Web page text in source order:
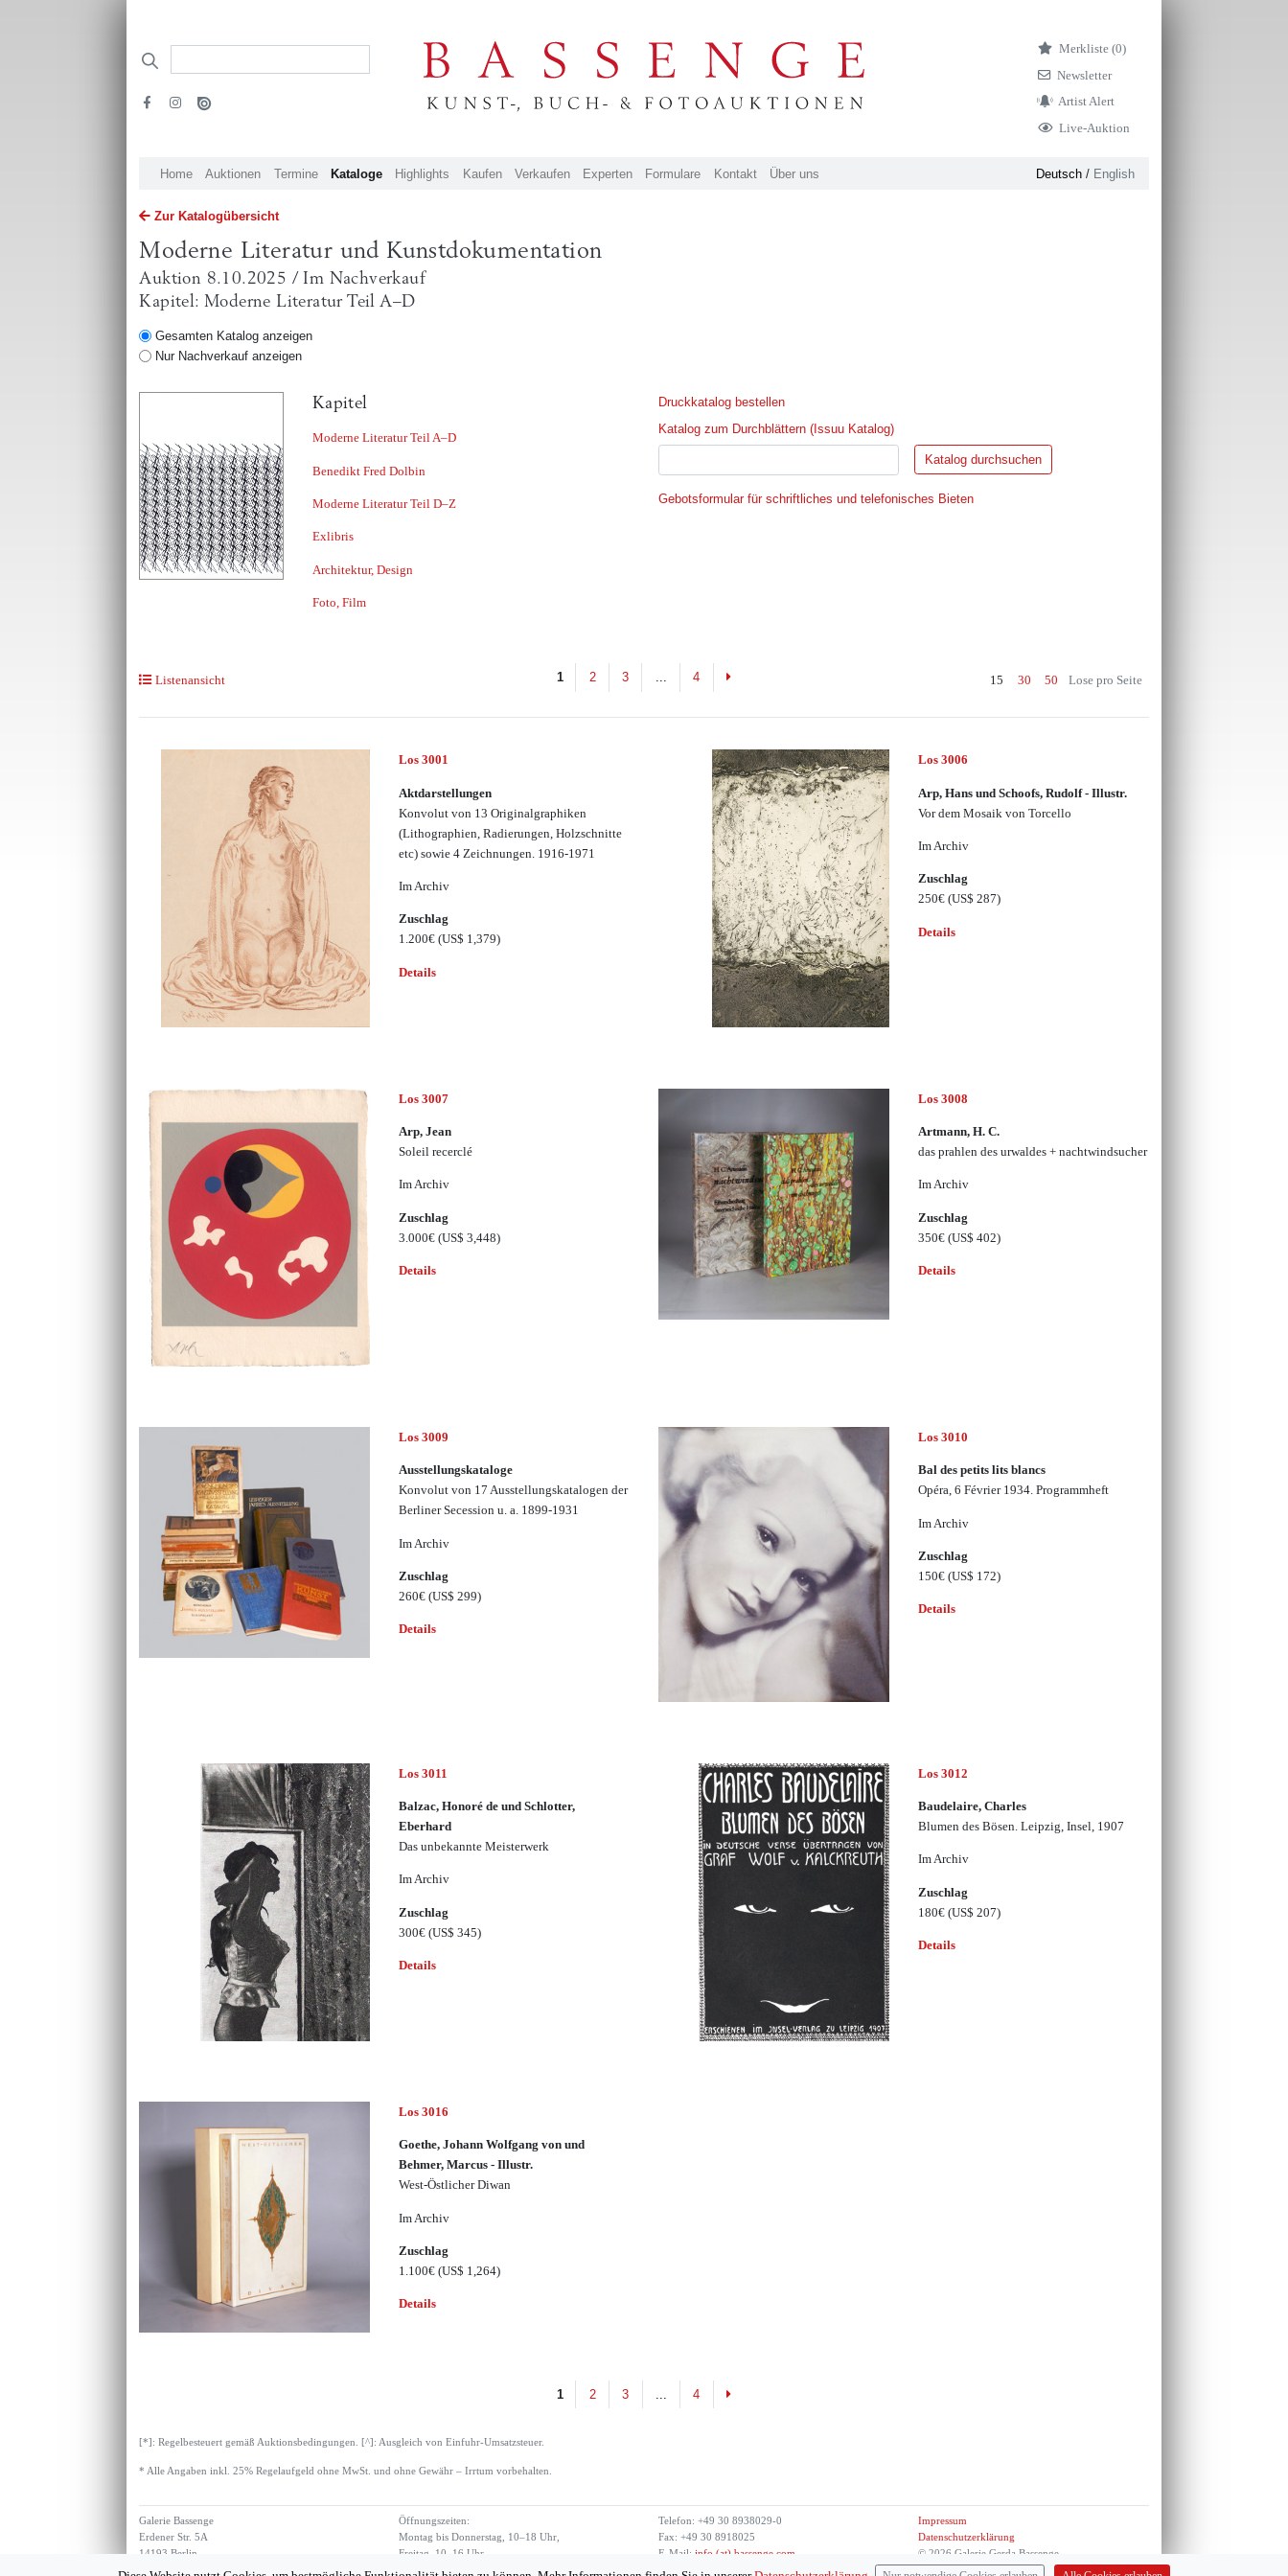
Merkliste (0)
Newsletter
Artist Alert
Live-Auktion
Home Auktionen Termine Kataloge Highlights Kaufen Verkaufen Experten Formulare Kontakt Über uns Deutsch/ English
Zur Katalogübersicht
Moderne Literatur und Kunstdokumentation
Auktion 8.10.2025 / Im Nachverkauf
Kapitel: Moderne Literatur Teil A–D
Gesamten Katalog anzeigen
Nur Nachverkauf anzeigen
Kapitel
Moderne Literatur Teil A–D
Benedikt Fred Dolbin
Moderne Literatur Teil D–Z
Exlibris
Architektur, Design
Foto, Film
Druckkatalog bestellen
Katalog zum Durchblättern (Issuu Katalog)
Gebotsformular für schriftliches und telefonisches Bieten
Listenansicht 1 2 3 4 Next 15 30 50 Lose pro Seite
Los 3001
Aktdarstellungen
Konvolut von 13 Originalgraphiken
(Lithographien, Radierungen, Holzschnitte
etc) sowie 4 Zeichnungen. 1916-1971
Im Archiv
Zuschlag
1.200€(US$ 1,379)
Details
Los 3006
Arp, Hans und Schoofs, Rudolf - Illustr.
Vor dem Mosaik von Torcello
Im Archiv
Zuschlag
250€ (US$ 287)
Details
Los 3007
Arp, Jean
Soleil recerclé
Im Archiv
Zuschlag
3.000€(US$ 3,448)
Details
Los 3008
Artmann, H. C.
das prahlen des urwaldes + nachtwindsucher
Im Archiv
Zuschlag
350€ (US$ 402)
Details
Los 3009
Ausstellungskataloge
Konvolut von 17 Ausstellungskatalogen der
Berliner Secession u. a. 1899-1931
Im Archiv
Zuschlag
260€(US$ 299)
Details
Los 3010
Bal des petits lits blancs
Opéra, 6 Février 1934. Programmheft
Im Archiv
Zuschlag
150€ (US$ 172)
Details
Los 3011
Balzac, Honoré de und Schlotter,
Eberhard
Das unbekannte Meisterwerk
Im Archiv
Zuschlag
300€(US$ 345)
Details
Los 3012
Baudelaire, Charles
Blumen des Bösen. Leipzig, Insel, 1907
Im Archiv
Zuschlag
180€ (US$ 207)
Details
Los 3016
Goethe, Johann Wolfgang von und
Behmer, Marcus - Illustr.
West-Östlicher Diwan
Im Archiv
Zuschlag
1.100€(US$ 1,264)
Details
1 2 3 4 Next
[*]: Regelbesteuert gemäß Auktionsbedingungen. [^]: Ausgleich von Einfuhr-Umsatzsteuer.
* Alle Angaben inkl. 25% Regelaufgeld ohne MwSt. und ohne Gewähr – Irrtum vorbehalten.
Galerie Bassenge
Erdener Str. 5A
14193 Berlin
Öffnungszeiten:
Montag bis Donnerstag, 10–18 Uhr,
Freitag, 10–16 Uhr
Telefon: +49 30 8938029-0
Fax: +49 30 8918025
E-Mail: info (at) bassenge.com
Impressum
Datenschutzerklärung
© 2026 Galerie Gerda Bassenge